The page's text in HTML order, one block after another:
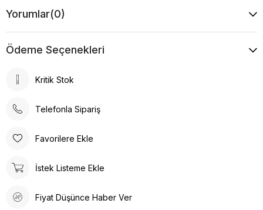
Yorumlar(0)
Ödeme Seçenekleri
Kritik Stok
Telefonla Sipariş
Favorilere Ekle
İstek Listeme Ekle
Fiyat Düşünce Haber Ver